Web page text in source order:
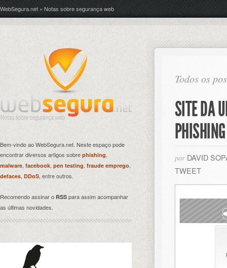
WebSegura.net » Notas sobre segurança web
Todos os
SITE DA
PHISHING
por DAVID
TWEET
Bem-vindo ao WebSegura.net. Neste espaço pode
encontrar diversos artigos sobre phishing,
malware, facebook, pen testing fraude emprego,
defaces, DDoS, entre outros.
Recomendo assinar o RSS para assim acompanhar
as últimas novidades.